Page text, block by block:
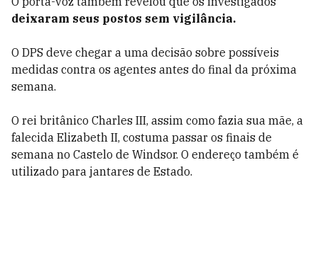
deixaram seus postos sem vigilância.
O DPS deve chegar a uma decisão sobre possíveis
medidas contra os agentes antes do final da próxima
semana.
O rei britânico Charles III, assim como fazia sua mãe, a
falecida Elizabeth II, costuma passar os finais de
semana no Castelo de Windsor. O endereço também é
utilizado para jantares de Estado.